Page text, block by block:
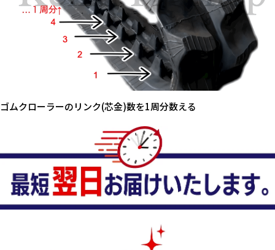
ゴムクローラーのリンク(芯金)数を1周分数える